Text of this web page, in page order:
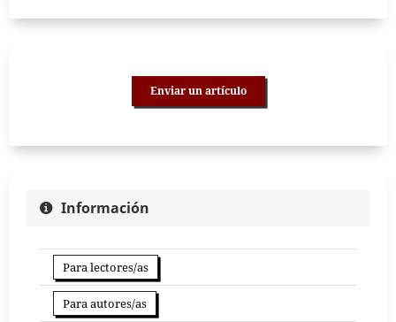
Enviar un artículo
Información
Para lectores/as
Para autores/as